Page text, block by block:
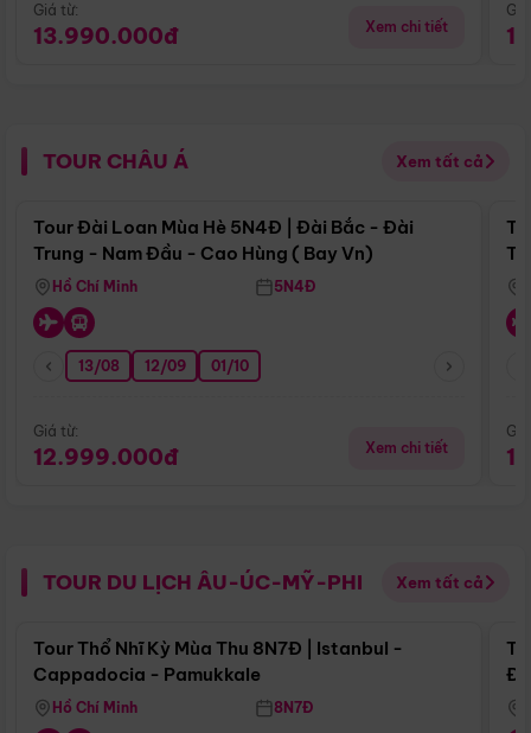
Giá từ:
13.990.000đ Xem chi tiết
TOUR CHÂU Á Xem tất cả
Điểm nổi bật
Tour Đài Loan Mùa Hè 5N4Đ | Đài Bắc - Đài
Trung - Nam Đầu - Cao Hùng ( Bay Vn)
Hồ Chí Minh 5N4Đ
13/08 12/09 01/10
Giá từ:
12.999.000đ Xem chi tiết
TOUR DU LỊCH ÂU-ÚC-MỸ-PHI Xem tất cả
Điểm nổi bật
Tour Thổ Nhĩ Kỳ Mùa Thu 8N7Đ | Istanbul -
Cappadocia - Pamukkale
Hồ Chí Minh 8N7Đ